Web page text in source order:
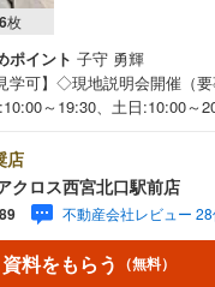
枚
ポイント 子守 勇輝
学可】◇現地説明会開催（
～19:30、土日:10:00～
敷」駅徒歩7分！南向きで陽
リノベーション済み。＝＝
プの3つの特徴＝＝＝■センチ
No.1（1997年～2024年兵庫
・西宮・宝塚にて8店舗展
店にお任せ下さい■お客様
店
クロス西宮北口駅前店
不動産会社レビュー
資料をもらう （無料）